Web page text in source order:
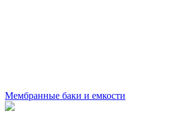
Мембранные баки и емкости